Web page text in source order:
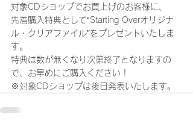
対象CDショップでお買上げのお客様に、
先着購入特典として“Starting Overオリジナ
ル・クリアファイル”をプレゼントいたしま
す。
特典は数が無くなり次第終了となりますの
で、お早めにご購入ください！
※対象CDショップは後日発表いたします。